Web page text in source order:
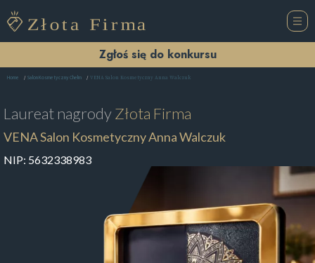
Zgłoś się do konkursu
Home Salon Kosmetyczny Chełm VENA Salon Kosmetyczny Anna Walczuk
Laureat nagrodyZłota Firma
VENA Salon Kosmetyczny Anna Walczuk
NIP: 5632338983